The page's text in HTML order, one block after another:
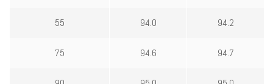
55 94.0 94.2
75 94.6 94.7